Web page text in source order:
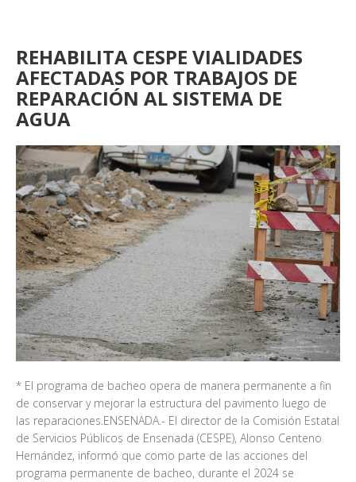
REHABILITA CESPE VIALIDADES
AFECTADAS POR TRABAJOS DE
REPARACIÓN AL SISTEMA DE
AGUA
* El programa de bacheo opera de manera permanente a fin
de conservar y mejorar la estructura del pavimento luego de
las reparaciones.ENSENADA.- El director de la Comisión Estatal
de Servicios Públicos de Ensenada (CESPE), Alonso Centeno
Hernández, informó que como parte de las acciones del
programa permanente de bacheo, durante el 2024 se